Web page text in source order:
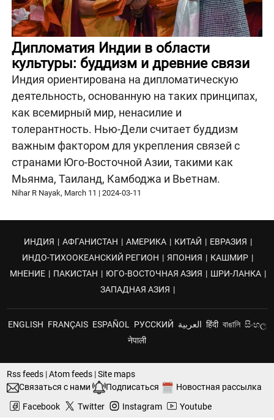
Дипломатия Индии в области
культуры: буддизм и древние связи
Индия ориентирована на дипломатическую
деятельность, основанную на таких принципах,
как всемирный мир, ненасилие и
толерантность. Нью-Дели считает буддизм
важным фактором для укрепления связей с
странами Юго-Восточной Азии, такими как
Мьянма, Таиланд, Камбоджа и Вьетнам.
Nihar R Nayak, March 11 |2024-03-11
ИНДИЯ | АФГАНИСТАН | АМЕРИКА | КИТАЙ | ЕВРАЗИЯ |
ИНДО-ТИХООКЕАНСКИЙ РЕГИОН | ЯПОНИЯ | КАШМИР |
МНЕНИЕ | ПАКИСТАН | ЮГО-ВОСТОЧНАЯ АЗИЯ | ШРИ-ЛАНКА |
ЗАПАДНАЯ АЗИЯ |
ENGLISH FRANÇAIS ESPAÑOL РУССКИЙ العربية हिंदी বাঙালি සිංහල
नेपाली
Rss feeds|Atom feeds|Site maps
Связаться с нами
Подписаться
Новостная рассылка
Facebook
Twitter Instagram Youtube